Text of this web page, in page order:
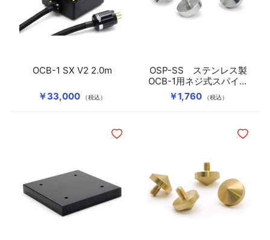
￥33,000 （税込）
OCB-1 SX V2 2.0m
￥1,760 （税込）
OSP-SS ステンレス製
OCB-1用ネジ式スパイク
（4個1組）
ほしいものリストに追加 ほしい